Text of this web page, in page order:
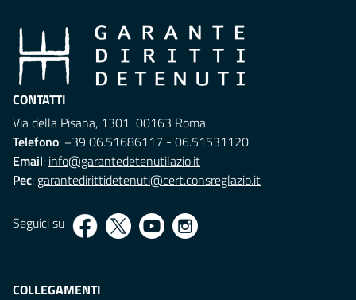
CONTATTI
Via della Pisana, 1301 00163 Roma
Telefono: +39 06.51686117 - 06.51531120
Email: info@garantedetenutilazio.it
Pec: garantedirittidetenuti@cert.consreglazio.it
Seguici su
COLLEGAMENTI